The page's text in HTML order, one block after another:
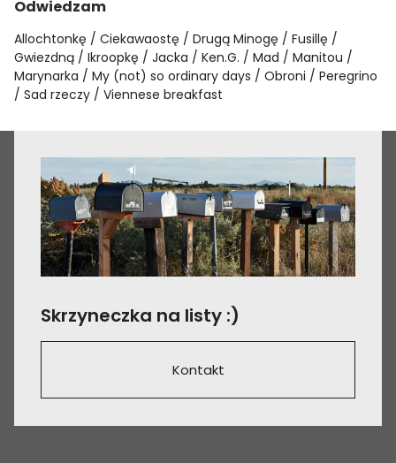
Odwiedzam
Allochtonkę Ciekawaostę Drugą Minogę
Fusillę
Gwiezdną
Ikroopkę Jacka Ken.G. Mad
Manitou
Marynarka
My (not) so ordinary days Obroni
Peregrino
Sad rzeczy
Viennese breakfast
Skrzyneczka na listy :)
Kontakt